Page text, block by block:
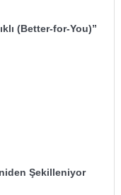
(Better-for-You)”
Şekilleniyor